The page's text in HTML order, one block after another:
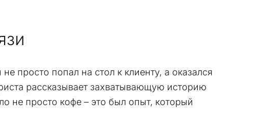
просто попал на стол к клиенту, а оказался
рассказывает захватывающую историю
не просто кофе – это был опыт, который